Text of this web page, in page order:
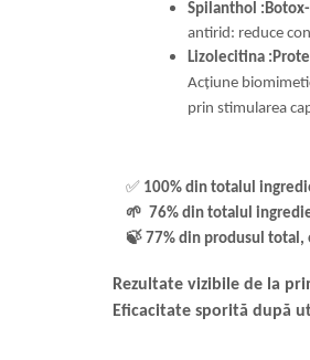
Spilanthol
antirid: reduce
Lizolecitina
Acțiune
prin stimularea
✅ 100% din totalul
🌱 76% din totalul
🍃 77% din produsul total,
Rezultate vizibile de la
Eficacitate sporită după